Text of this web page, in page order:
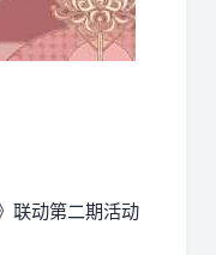
联动第二期活动